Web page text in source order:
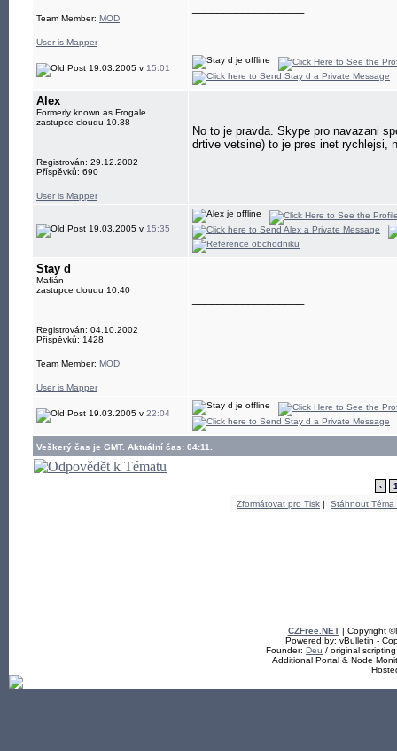
Team Member: MOD
User is Mapper
19.03.2005 v 15:01
Alex
Formerly known as Frogale
zastupce cloudu 10.38
Registrován: 29.12.2002
Příspěvků: 690
User is Mapper
No to je pravda. Skype pro navazani
drtive vetsine) to je pres inet rychlejsi,
19.03.2005 v 15:35
Stay d
Mafián
zastupce cloudu 10.40
Registrován: 04.10.2002
Příspěvků: 1428
Team Member: MOD
User is Mapper
19.03.2005 v 22:04
Veškerý čas je GMT. Aktuální čas: 04:11.
‹
Zformátovat pro Tisk | Stáhnout Téma
CZFree.NET| Copyright
Powered by: vBulletin -
Founder: Deu / original
Additional Portal & Node